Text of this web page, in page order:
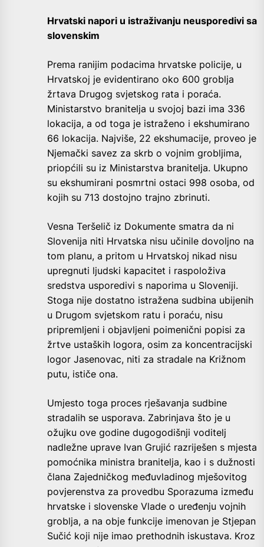
Hrvatski napori u istraživanju neusporedivi sa
slovenskim
Prema ranijim podacima hrvatske policije, u
Hrvatskoj je evidentirano oko 600 groblja
žrtava Drugog svjetskog rata i poraća.
Ministarstvo branitelja u svojoj bazi ima 336
lokacija, a od toga je istraženo i ekshumirano
66 lokacija. Najviše, 22 ekshumacije, proveo je
Njemački savez za skrb o vojnim grobljima,
priopćili su iz Ministarstva branitelja. Ukupno
su ekshumirani posmrtni ostaci 998 osoba, od
kojih su 713 dostojno trajno zbrinuti.
Vesna Teršelič iz Dokumente smatra da ni
Slovenija niti Hrvatska nisu učinile dovoljno na
tom planu, a pritom u Hrvatskoj nikad nisu
upregnuti ljudski kapacitet i raspoloživa
sredstva usporedivi s naporima u Sloveniji.
Stoga nije dostatno istražena sudbina ubijenih
u Drugom svjetskom ratu i poraću, nisu
pripremljeni i objavljeni poimenični popisi za
žrtve ustaških logora, osim za koncentracijski
logor Jasenovac, niti za stradale na Križnom
putu, ističe ona.
Umjesto toga proces rješavanja sudbine
stradalih se usporava. Zabrinjava što je u
ožujku ove godine dugogodišnji voditelj
nadležne uprave Ivan Grujić razriješen s mjesta
pomoćnika ministra branitelja, kao i s dužnosti
člana Zajedničkog međuvladinog mješovitog
povjerenstva za provedbu Sporazuma između
hrvatske i slovenske Vlade o uređenju vojnih
groblja, a na obje funkcije imenovan je Stjepan
Sučić koji nije imao prethodnih iskustava. Kroz